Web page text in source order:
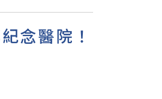
念醫院！